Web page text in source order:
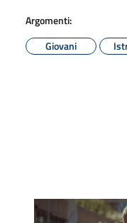
Argomenti:
Giovani